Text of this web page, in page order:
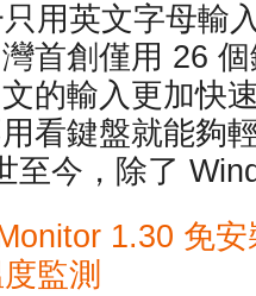
用英文字母輸
首創僅用 26
的輸入更加快
看鍵盤就能夠
至今，除了
1.30 免
監測